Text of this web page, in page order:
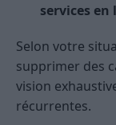
services
Selon votre
supprimer des
vision
récurrentes.